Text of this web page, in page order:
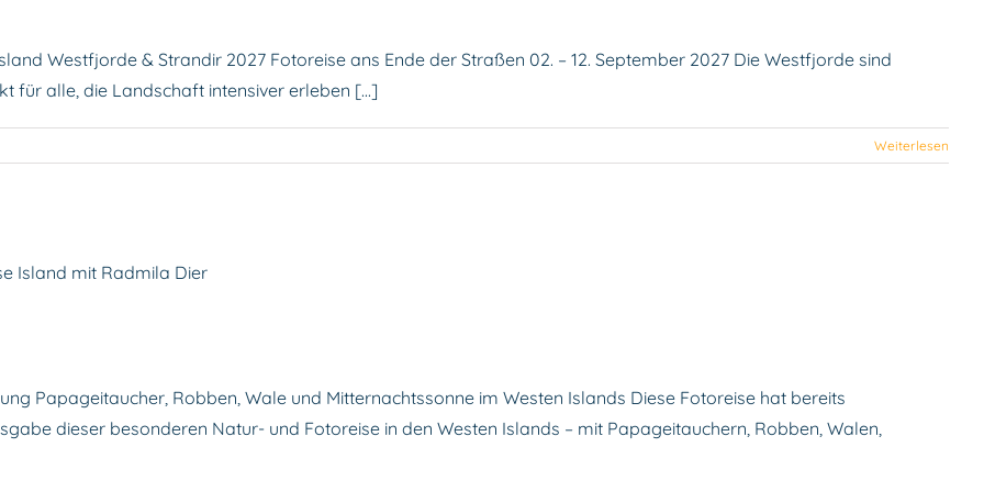
Westfjorde & Strandir 2027 Fotoreise ans Ende der Straßen 02. – 12. September 2027 Die Westfjorde sind
für alle, die Landschaft intensiver erleben [...]
Weiterlesen
Papageitaucher, Robben, Wale und Mitternachtssonne im Westen Islands Diese Fotoreise hat bereits
dieser besonderen Natur- und Fotoreise in den Westen Islands – mit Papageitauchern, Robben, Walen,